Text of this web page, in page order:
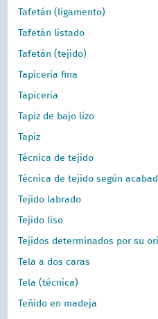
Tafetán (ligamento)
Tafetán listado
Tafetán (tejido)
Tapicería fina
Tapicería
Tapiz de bajo lizo
Tapiz
Técnica de tejido
Técnica de tejido según
Tejido labrado
Tejido liso
Tejidos determinados por su
Tela a dos caras
Tela (técnica)
Teñido en madeja